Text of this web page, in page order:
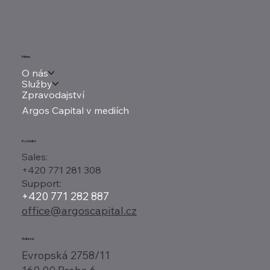
Menu
O nás
Služby
Zpravodajství
Argos Capital v mediích
Adresa
Evropská 2758/11
Kontakt
Sales:
+420 771 281 308
Support:
+420 771 282 887
office@argoscapital.cz